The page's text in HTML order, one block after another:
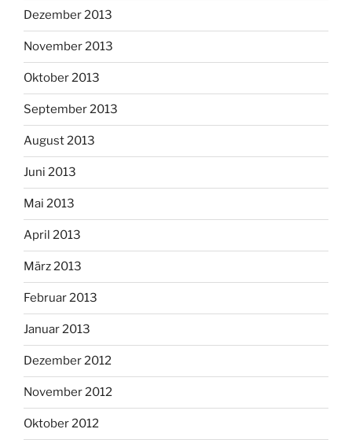
Dezember 2013
November 2013
Oktober 2013
September 2013
August 2013
Juni 2013
Mai 2013
April 2013
März 2013
Februar 2013
Januar 2013
Dezember 2012
November 2012
Oktober 2012